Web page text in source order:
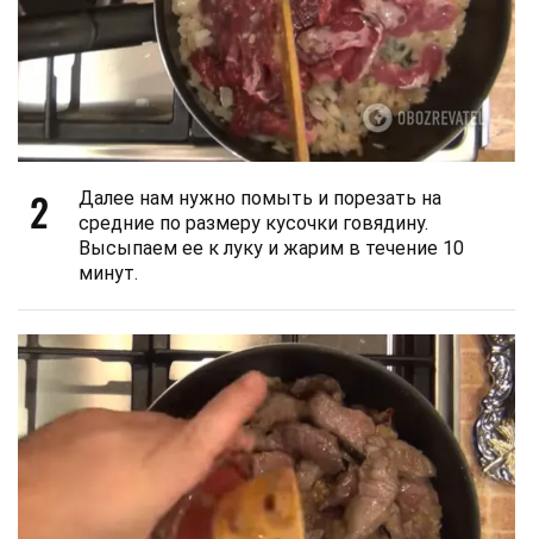
2
Далее нам нужно помыть и порезать на
средние по размеру кусочки говядину.
Высыпаем ее к луку и жарим в течение 10
минут.